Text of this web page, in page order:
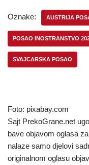
Oznake: AUSTRIJA
POSAO INOSTRANSTVO
SVAJCARSKA POSAO
Foto: pixabay.com
Sajt PrekoGrane.net
bave objavom oglasa
nalaze samo djelovi
originalnom oglasu